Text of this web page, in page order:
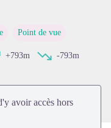
en plein écran
Point de vue
+793m
-793m
avoir accès hors